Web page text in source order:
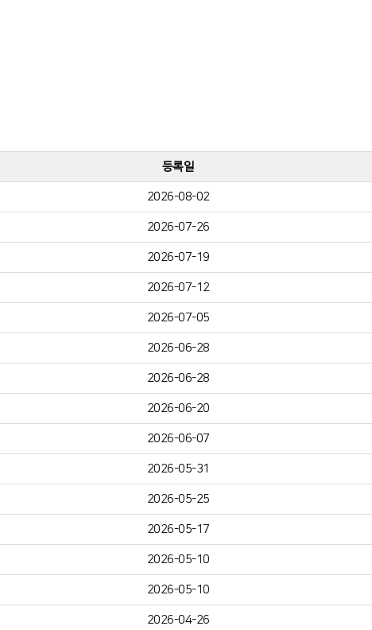
등록일
2026-08-02
2026-07-26
2026-07-19
2026-07-12
2026-07-05
2026-06-28
2026-06-28
2026-06-20
2026-06-07
2026-05-31
2026-05-25
2026-05-17
2026-05-10
2026-05-10
2026-04-26